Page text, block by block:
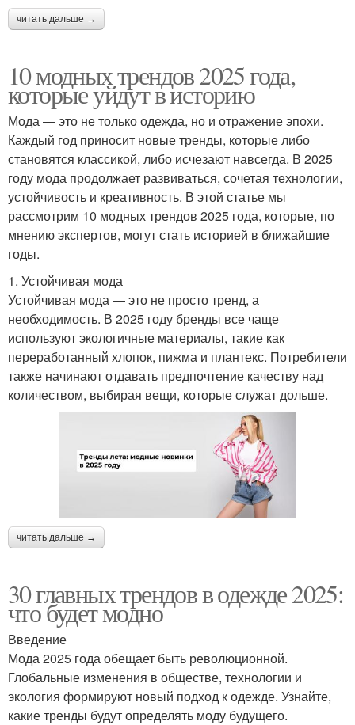
читать дальше →
10 модных трендов 2025 года,
которые уйдут в историю
Мода — это не только одежда, но и отражение эпохи.
Каждый год приносит новые тренды, которые либо
становятся классикой, либо исчезают навсегда. В 2025
году мода продолжает развиваться, сочетая технологии,
устойчивость и креативность. В этой статье мы
рассмотрим 10 модных трендов 2025 года, которые, по
мнению экспертов, могут стать историей в ближайшие
годы.
1. Устойчивая мода
Устойчивая мода — это не просто тренд, а
необходимость. В 2025 году бренды все чаще
используют экологичные материалы, такие как
переработанный хлопок, пижма и плантекс. Потребители
также начинают отдавать предпочтение качеству над
количеством, выбирая вещи, которые служат дольше.
читать дальше →
30 главных трендов в одежде 2025:
что будет модно
Введение
Мода 2025 года обещает быть революционной.
Глобальные изменения в обществе, технологии и
экология формируют новый подход к одежде. Узнайте,
какие тренды будут определять моду будущего.